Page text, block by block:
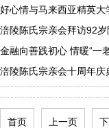
好心情与马来西亚精英
涪陵陈氏宗亲会拜访92
金融向善践初心 情暖“
涪陵陈氏宗亲会十周年
首页 上一页